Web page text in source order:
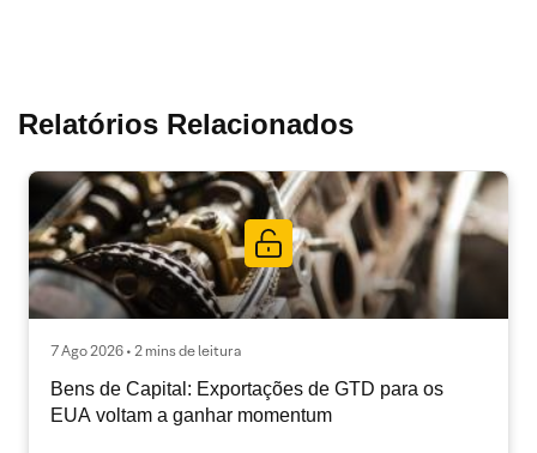
Relatórios Relacionados
7 Ago 2026 • 2 mins de leitura
Bens de Capital: Exportações de GTD para os
EUA voltam a ganhar momentum